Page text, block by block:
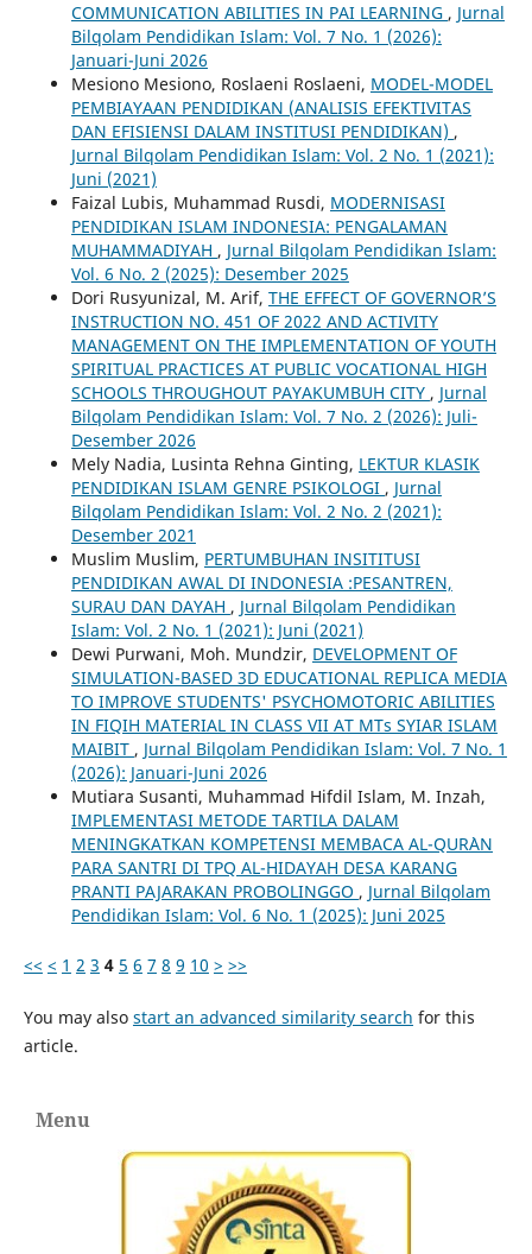
COMMUNICATION ABILITIES IN PAI LEARNING , Jurnal
Bilqolam Pendidikan Islam: Vol. 7 No. 1 (2026):
Januari-Juni 2026
Mesiono Mesiono, Roslaeni Roslaeni, MODEL-MODEL
PEMBIAYAAN PENDIDIKAN (ANALISIS EFEKTIVITAS
DAN EFISIENSI DALAM INSTITUSI PENDIDIKAN) ,
Jurnal Bilqolam Pendidikan Islam: Vol. 2 No. 1 (2021):
Juni (2021)
Faizal Lubis, Muhammad Rusdi, MODERNISASI
PENDIDIKAN ISLAM INDONESIA: PENGALAMAN
MUHAMMADIYAH , Jurnal Bilqolam Pendidikan Islam:
Vol. 6 No. 2 (2025): Desember 2025
Dori Rusyunizal, M. Arif, THE EFFECT OF GOVERNOR’S
INSTRUCTION NO. 451 OF 2022 AND ACTIVITY
MANAGEMENT ON THE IMPLEMENTATION OF YOUTH
SPIRITUAL PRACTICES AT PUBLIC VOCATIONAL HIGH
SCHOOLS THROUGHOUT PAYAKUMBUH CITY , Jurnal
Bilqolam Pendidikan Islam: Vol. 7 No. 2 (2026): Juli-
Desember 2026
Mely Nadia, Lusinta Rehna Ginting, LEKTUR KLASIK
PENDIDIKAN ISLAM GENRE PSIKOLOGI , Jurnal
Bilqolam Pendidikan Islam: Vol. 2 No. 2 (2021):
Desember 2021
Muslim Muslim, PERTUMBUHAN INSITITUSI
PENDIDIKAN AWAL DI INDONESIA :PESANTREN,
SURAU DAN DAYAH , Jurnal Bilqolam Pendidikan
Islam: Vol. 2 No. 1 (2021): Juni (2021)
Dewi Purwani, Moh. Mundzir, DEVELOPMENT OF
SIMULATION-BASED 3D EDUCATIONAL REPLICA MEDIA
TO IMPROVE STUDENTS' PSYCHOMOTORIC ABILITIES
IN FIQIH MATERIAL IN CLASS VII AT MTs SYIAR ISLAM
MAIBIT , Jurnal Bilqolam Pendidikan Islam: Vol. 7 No. 1
(2026): Januari-Juni 2026
Mutiara Susanti, Muhammad Hifdil Islam, M. Inzah,
IMPLEMENTASI METODE TARTILA DALAM
MENINGKATKAN KOMPETENSI MEMBACA AL-QUR`AN
PARA SANTRI DI TPQ AL-HIDAYAH DESA KARANG
PRANTI PAJARAKAN PROBOLINGGO , Jurnal Bilqolam
Pendidikan Islam: Vol. 6 No. 1 (2025): Juni 2025
<< < 1 2 3 4 5 6 7 8 9 10 > >>
You may also start an advanced similarity search for this
article.
Menu